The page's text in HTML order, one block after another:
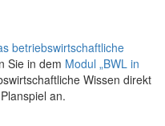
betriebswirtschaftliche
Sie in dem Modul „BWL in
Wissen direkt
an.